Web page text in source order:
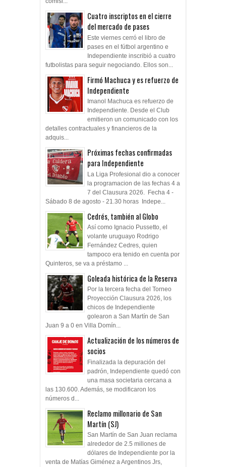
Cuatro inscriptos en el cierre
del mercado de pases
Este viernes cerró el libro de
pases en el fútbol argentino e
Independiente inscribió a cuatro
futbolistas para seguir negociando. Ellos son...
Firmó Machuca y es refuerzo de
Independiente
Imanol Machuca es refuerzo de
Independiente. Desde el Club
emitieron un comunicado con los
detalles contractuales y financieros de la
adquis...
Próximas fechas confirmadas
para Independiente
La Liga Profesional dio a conocer
la programacion de las fechas 4 a
7 del Clausura 2026. Fecha 4 -
Sábado 8 de agosto - 21.30 horas Indepe...
Cedrés, también al Globo
Así como Ignacio Pussetto, el
volante uruguayo Rodrigo
Fernández Cedres, quien
tampoco era tenido en cuenta por
Quinteros, se va a préstamo ...
Goleada histórica de la Reserva
Por la tercera fecha del Torneo
Proyección Clausura 2026, los
chicos de Independiente
golearon a San Martín de San
Juan 9 a 0 en Villa Domín...
Actualización de los números de
socios
Finalizada la depuración del
padrón, Independiente quedó con
una masa societaria cercana a
las 130.600. Además, se modificaron los
números d...
Reclamo millonario de San
Martín (SJ)
San Martín de San Juan reclama
alrededor de 2.5 millones de
dólares de Independiente por la
venta de Matías Giménez a Argentinos Jrs,